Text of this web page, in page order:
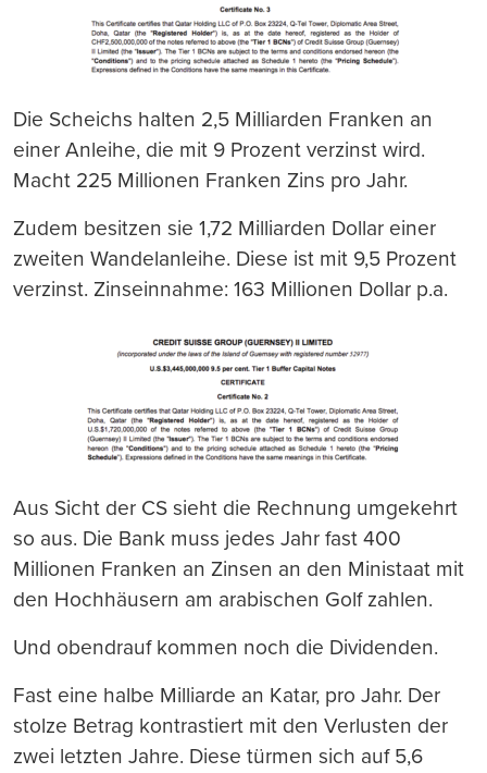
Die Scheichs halten 2,5 Milliarden Franken an
einer Anleihe, die mit 9 Prozent verzinst wird.
Macht 225 Millionen Franken Zins pro Jahr.
Zudem besitzen sie 1,72 Milliarden Dollar einer
zweiten Wandelanleihe. Diese ist mit 9,5 Prozent
verzinst. Zinseinnahme: 163 Millionen Dollar p.a.
Aus Sicht der CS sieht die Rechnung umgekehrt
so aus. Die Bank muss jedes Jahr fast 400
Millionen Franken an Zinsen an den Ministaat mit
den Hochhäusern am arabischen Golf zahlen.
Und obendrauf kommen noch die Dividenden.
Fast eine halbe Milliarde an Katar, pro Jahr. Der
stolze Betrag kontrastiert mit den Verlusten der
zwei letzten Jahre. Diese türmen sich auf 5,6